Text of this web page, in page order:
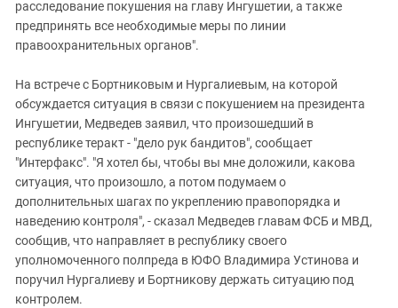
расследование покушения на главу Ингушетии, а также
предпринять все необходимые меры по линии
правоохранительных органов".
На встрече с Бортниковым и Нургалиевым, на которой
обсуждается ситуация в связи с покушением на президента
Ингушетии, Медведев заявил, что произошедший в
республике теракт - "дело рук бандитов", сообщает
"Интерфакс". "Я хотел бы, чтобы вы мне доложили, какова
ситуация, что произошло, а потом подумаем о
дополнительных шагах по укреплению правопорядка и
наведению контроля", - сказал Медведев главам ФСБ и МВД,
сообщив, что направляет в республику своего
уполномоченного полпреда в ЮФО Владимира Устинова и
поручил Нургалиеву и Бортникову держать ситуацию под
контролем.